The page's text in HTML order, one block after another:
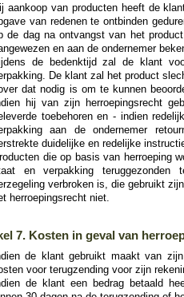
aankoop van producten heeft de
van redenen te ontbinden
de dag na ontvangst van het
en aan de ondernemer
de bedenktijd zal de klant
De klant zal het product
dat nodig is om te kunnen
hij van zijn herroepingsrecht
toebehoren en - indien
aan de ondernemer
duidelijke en redelijke
die op basis van herroeping
en verpakking teruggezonden
verbroken is, die gebruikt
herroepingsrecht niet.
7. Kosten in geval van
de klant gebruikt maakt van
voor terugzending voor zijn
de klant een bedrag betaald